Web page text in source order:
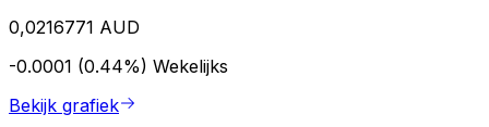
0,0216771 AUD
-0.0001 (0.44%) Wekelijks
Bekijk grafiek